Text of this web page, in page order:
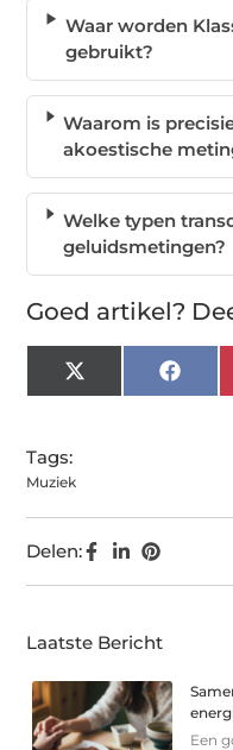
Waar worden
gebruikt?
Waarom is
akoestische
Welke typen
geluidsmetingen?
Goed artikel?
X
(Twitter)
Tags:
Muziek
Delen:
Laatste Bericht
Een